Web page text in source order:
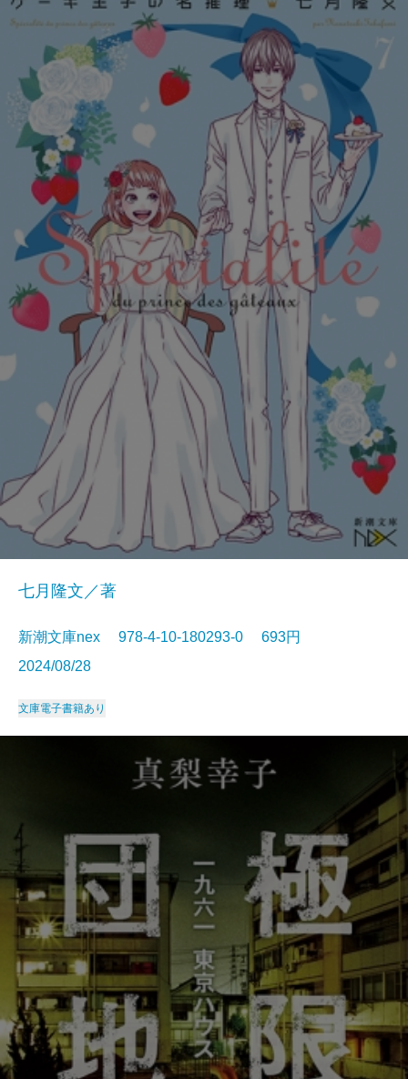
七月隆文／著
新潮文庫nex 978-4-10-180293-0 693円
2024/08/28
文庫電子書籍あり